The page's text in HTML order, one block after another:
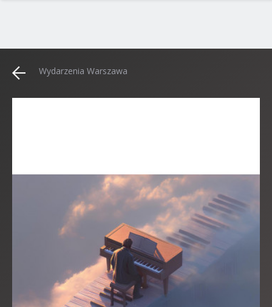
Wydarzenia Warszawa